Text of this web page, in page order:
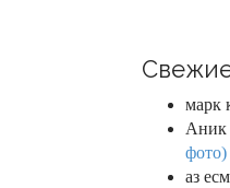
o
марк
Аник
фото)
аз